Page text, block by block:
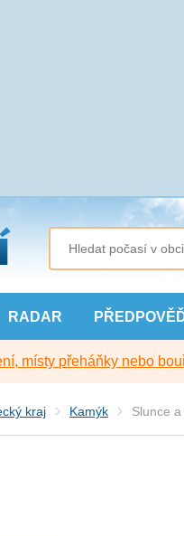
RADAR
místy přeháňky nebo
kraj Kamýk Slunce